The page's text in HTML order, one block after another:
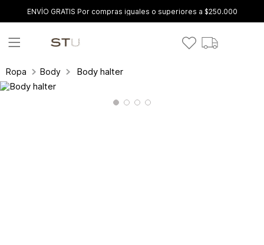
ENVÍO GRATIS Por compras iguales o superiores a $250.000
Ropa Body Body halter